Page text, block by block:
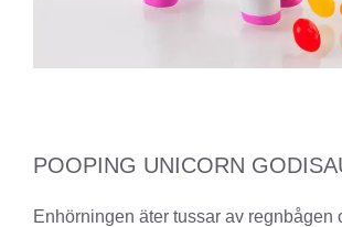
POOPING UNICORN
Enhörningen äter tussar av regnbågen